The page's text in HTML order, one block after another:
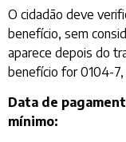
O cidadão deve
benefício, sem
aparece depois do
benefício for 0104-
Data de
mínimo: